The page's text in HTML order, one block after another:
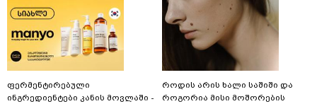
ფერმენტირებული
ინგრედიენტები კანის მოვლაში -
როდის არის ხალი საშიში და
როგორია მისი მოშორების